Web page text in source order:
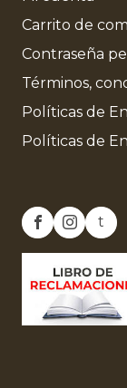
Carrito de
Contraseña
Términos,
Políticas de
Políticas de
t